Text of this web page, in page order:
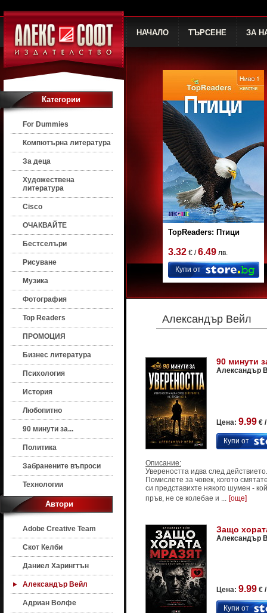
НАЧАЛО ТЪРСЕНЕ ЗА
Категории
For Dummies
Компютърна литература
За деца
Художествена
литература
Cisco
ОЧАКВАЙТЕ
Бестселъри
Рисуване
Музика
Фотография
Top Readers
ПРОМОЦИЯ
Бизнес литература
Психология
История
Любопитно
90 минути за...
Политика
Забранените въпроси
Технологии
Автори
Adobe Creative Team
Скот Келби
Даниел Харингтън
Александър Вейл
Адриан Волфе
TopReaders: Птици
3.32 € /6.49 лв.
Купи от
Александър Вейл
90 минути
Александър
Цена: 9.99 €
Купи от
Описание:
Увереността идва след
Помислете за човек, когото
си представихте някого шумен -
пръв, не се колебае и ... [още]
Защо
Александър
Цена: 9.99 €
Купи от